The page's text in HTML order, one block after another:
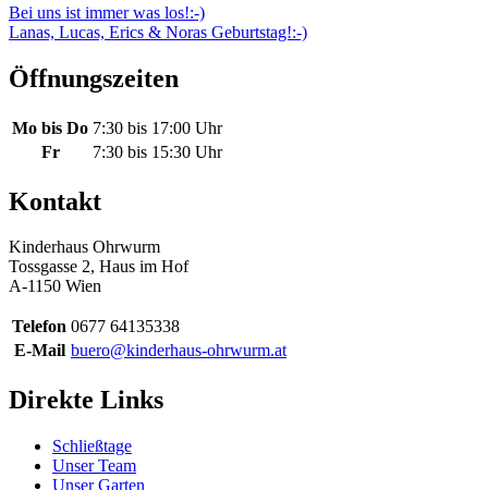
Beitragsnavigation
Bei uns ist immer was los!:-)
Lanas, Lucas, Erics & Noras Geburtstag!:-)
Öffnungszeiten
Mo bis Do 7:30 bis 17:00 Uhr
Fr
7:30 bis 15:30 Uhr
Kontakt
Kinderhaus Ohrwurm
Tossgasse 2, Haus im Hof
A-1150 Wien
Telefon 0677 64135338
E-Mail buero@kinderhaus-ohrwurm.at
Direkte Links
Schließtage
Unser Team
Unser Garten